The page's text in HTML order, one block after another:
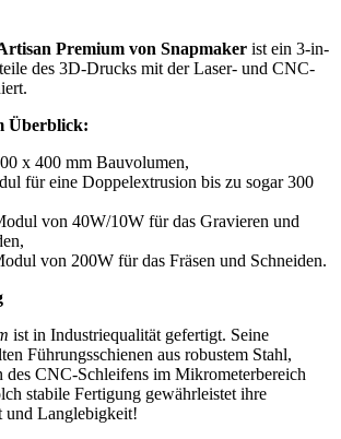
Premium von Snapmaker ist ein 3-in-
des 3D-Drucks mit der Laser- und CNC-
Überblick:
x 400 mm Bauvolumen,
für eine Doppelextrusion bis zu sogar 300
von 40W/10W für das Gravieren und
von 200W für das Fräsen und Schneiden.
ist in Industriequalität gefertigt. Seine
Führungsschienen aus robustem Stahl,
des CNC-Schleifens im Mikrometerbereich
stabile Fertigung gewährleistet ihre
und Langlebigkeit!